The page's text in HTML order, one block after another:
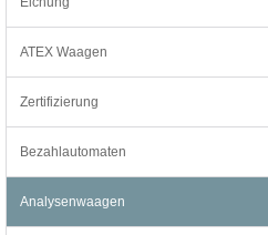
ATEX Waagen
Zertifizierung
Bezahlautomaten
Analysenwaagen